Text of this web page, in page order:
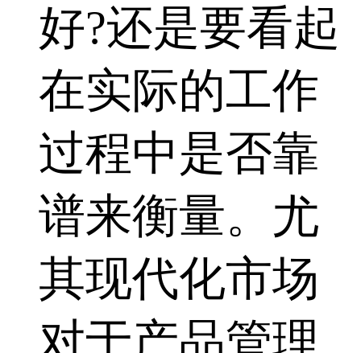
好?还是要看起
在实际的工作
过程中是否靠
谱来衡量。尤
其现代化市场
对于产品管理